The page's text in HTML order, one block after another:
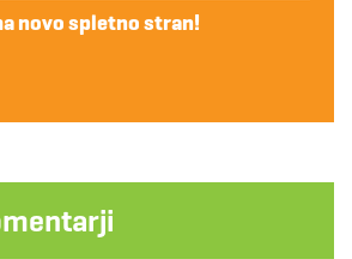
novo spletno stran!